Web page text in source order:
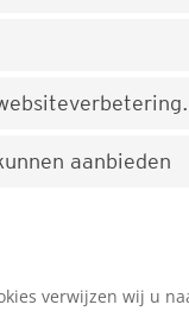
aanbieden
verwijzen wij u